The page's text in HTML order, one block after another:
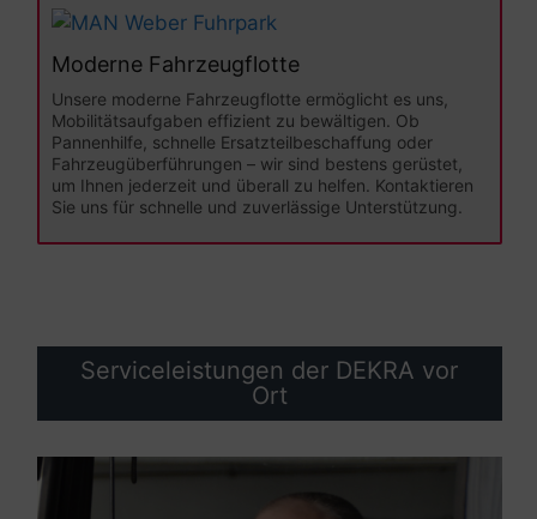
Moderne Fahrzeugflotte
Unsere moderne Fahrzeugflotte ermöglicht es uns,
Mobilitätsaufgaben effizient zu bewältigen. Ob
Pannenhilfe, schnelle Ersatzteilbeschaffung oder
Fahrzeugüberführungen – wir sind bestens gerüstet,
um Ihnen jederzeit und überall zu helfen. Kontaktieren
Sie uns für schnelle und zuverlässige Unterstützung.
Serviceleistungen der DEKRA vor
Ort